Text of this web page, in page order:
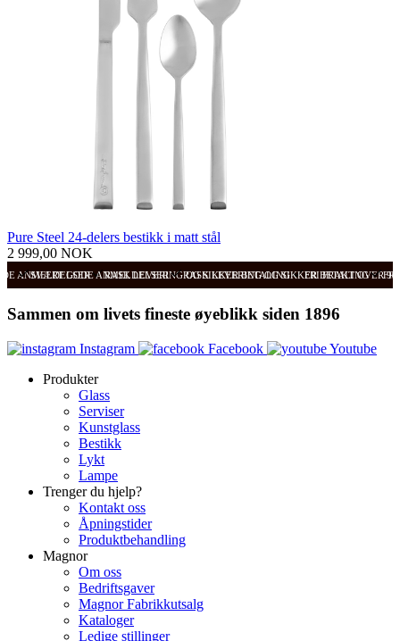
Pure Steel 24-delers bestikk i matt stål
2 999,00 NOK
ANMELDELSER RASK LEVERING OG SIKKER BETALING FRI FRAKT OVER
SVÆRT GODE ANMELDELSER RASK LEVERING OG SIKKER BETALING
Sammen om livets fineste øyeblikk siden 1896
Instagram Facebook
Youtube
Produkter
Glass
Serviser
Kunstglass
Bestikk
Lykt
Lampe
Trenger du hjelp?
Kontakt oss
Åpningstider
Produktbehandling
Magnor
Om oss
Bedriftsgaver
Magnor Fabrikkutsalg
Kataloger
Ledige stillinger